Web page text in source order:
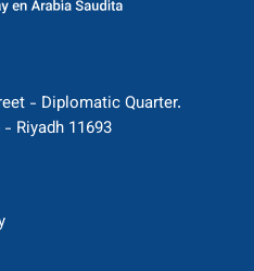
- Diplomatic Quarter.
Riyadh 11693